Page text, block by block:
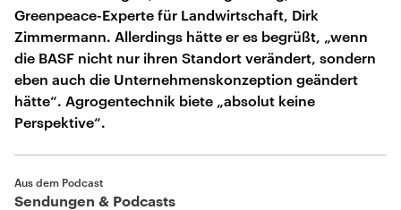
Greenpeace-Experte für Landwirtschaft, Dirk
Zimmermann. Allerdings hätte er es begrüßt, „wenn
die BASF nicht nur ihren Standort verändert, sondern
eben auch die Unternehmenskonzeption geändert
hätte“. Agrogentechnik biete „absolut keine
Perspektive“.
Aus dem Podcast
Sendungen & Podcasts